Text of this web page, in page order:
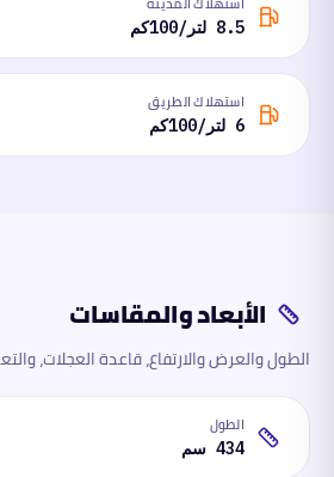
8.5 لتر/100كم
استهلاك الطريق
6 لتر/100كم
الأبعاد والمقاسات
الطول والعرض والارتفاع، قاعدة العجلات،
الطول
434 سم